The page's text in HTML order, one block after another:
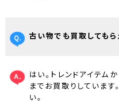
古い物でも買取してもら
はい。トレンドアイテム
までお買取りしています
い。